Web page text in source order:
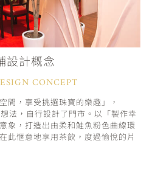
設計概念
CONCEPT
間，享受挑選珠寶的樂趣」，
法，自行設計了門市。以「製作幸
象，打造出由柔和鮭魚粉色曲線環
此愜意地享用茶飲，度過愉悅的片